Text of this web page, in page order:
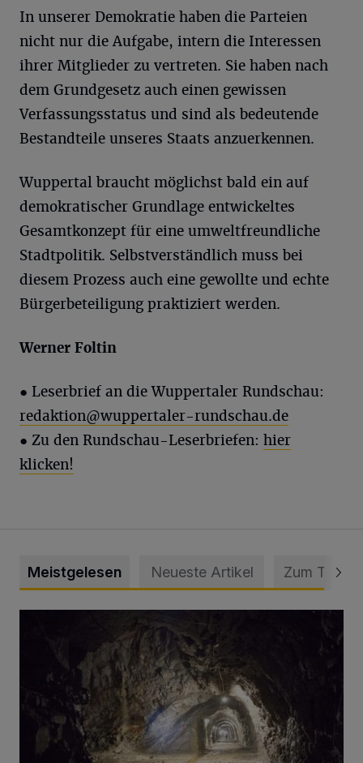
In unserer Demokratie haben die Parteien
nicht nur die Aufgabe, intern die Interessen
ihrer Mitglieder zu vertreten. Sie haben nach
dem Grundgesetz auch einen gewissen
Verfassungsstatus und sind als bedeutende
Bestandteile unseres Staats anzuerkennen.
Wuppertal braucht möglichst bald ein auf
demokratischer Grundlage entwickeltes
Gesamtkonzept für eine umweltfreundliche
Stadtpolitik. Selbstverständlich muss bei
diesem Prozess auch eine gewollte und echte
Bürgerbeteiligung praktiziert werden.
Werner Foltin
● Leserbrief an die Wuppertaler Rundschau:
redaktion@wuppertaler-rundschau.de
● Zu den Rundschau-Leserbriefen: hier
klicken!
Meistgelesen Neueste Artikel Zum Thema